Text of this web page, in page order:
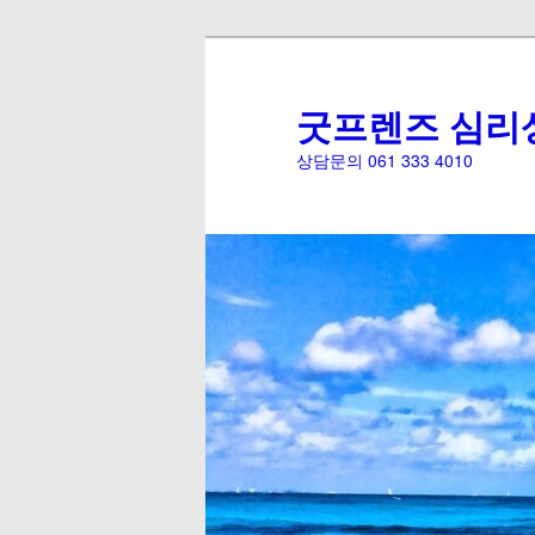
굿프렌즈 심리
상담문의 061 333 4010